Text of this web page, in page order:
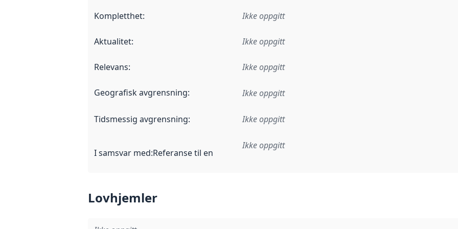
Kompletthet: Ikke oppgitt
Aktualitet: Ikke oppgitt
Relevans: Ikke oppgitt
Geografisk avgrensning: Ikke oppgitt
Tidsmessig avgrensning: Ikke oppgitt
I samsvar med:Referanse til en implementasjonsregel eller annen spesifikasjon, som ligger
Ikke oppgitt
Lovhjemler